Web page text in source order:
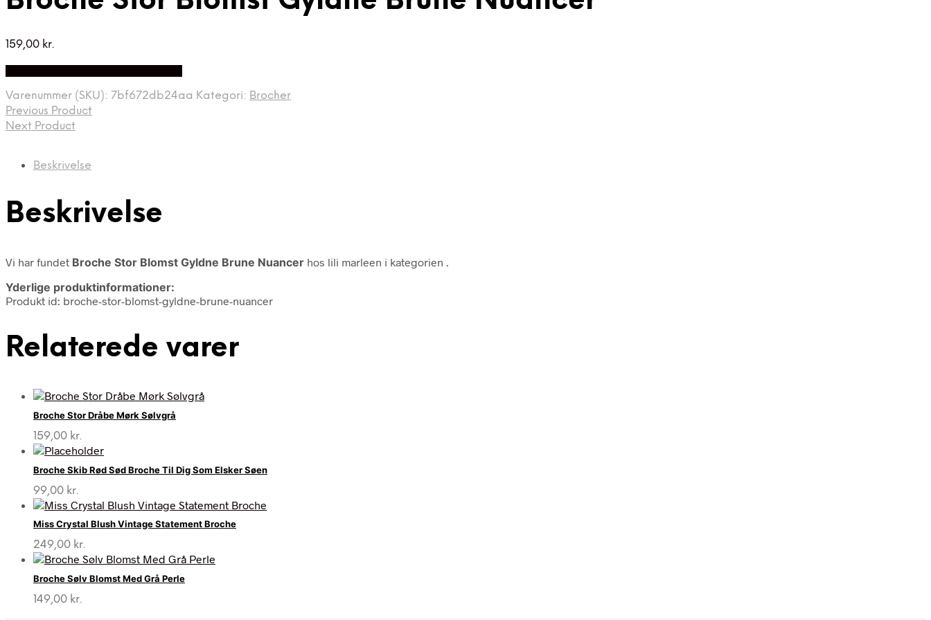
159,00 kr.
Varenummer (SKU): 7bf672db24aa Kategori: Brocher
Previous Product
Next Product
Beskrivelse
Beskrivelse
Vi har fundet Broche Stor Blomst Gyldne Brune Nuancer hos lili marleen i kategorien
Yderlige produktinformationer:
Produkt id: broche-stor-blomst-gyldne-brune-nuancer
Relaterede varer
Broche Stor Dråbe Mørk Sølvgrå
159,00 kr.
Broche Skib Rød Sød Broche Til Dig Som Elsker Søen
99,00 kr.
Miss Crystal Blush Vintage Statement Broche
249,00 kr.
Broche Sølv Blomst Med Grå Perle
149,00 kr.